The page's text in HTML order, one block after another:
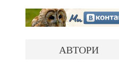
АВТОРИ